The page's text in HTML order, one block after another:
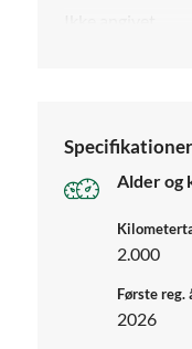
Specifikationer
Alder og
2.000
Første reg.
2026